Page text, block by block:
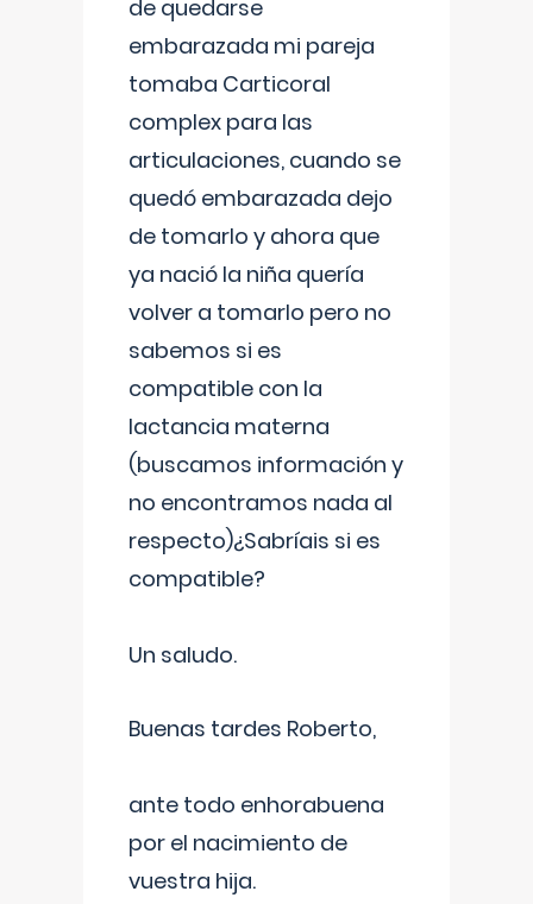
de quedarse
embarazada mi pareja
tomaba Carticoral
complex para las
articulaciones, cuando se
quedó embarazada dejo
de tomarlo y ahora que
ya nació la niña quería
volver a tomarlo pero no
sabemos si es
compatible con la
lactancia materna
(buscamos información y
no encontramos nada al
respecto)¿Sabríais si es
compatible?
Un saludo.
Buenas tardes Roberto,
ante todo enhorabuena
por el nacimiento de
vuestra hija.